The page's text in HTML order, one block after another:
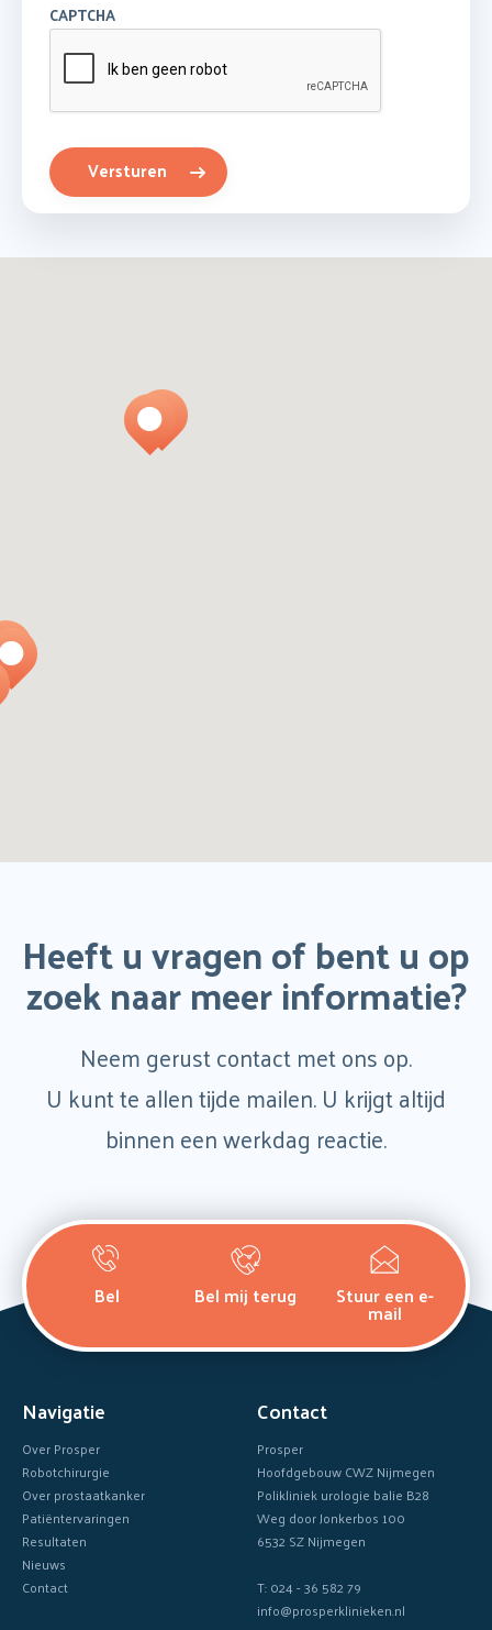
CAPTCHA
Versturen
Heeft u vragen of bent u op
zoek naar meer informatie?
Neem gerust contact met ons op.
U kunt te allen tijde mailen. U krijgt altijd
binnen een werkdag reactie.
Bel Bel mij terug Stuur een e-
mail
Navigatie
Over Prosper
Robotchirurgie
Over prostaatkanker
Patiëntervaringen
Resultaten
Nieuws
Contact
Contact
Prosper
Hoofdgebouw CWZ Nijmegen
Polikliniek urologie balie B28
Weg door Jonkerbos 100
6532 SZ Nijmegen
T: 024 - 36 582 79
info@prosperklinieken.nl